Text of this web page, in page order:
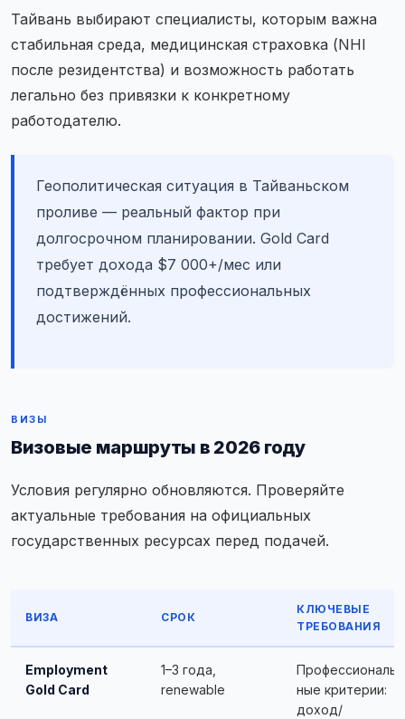
Тайвань выбирают специалисты, которым важна
стабильная среда, медицинская страховка (NHI
после резидентства) и возможность работать
легально без привязки к конкретному
работодателю.
Геополитическая ситуация в Тайваньском
проливе — реальный фактор при
долгосрочном планировании. Gold Card
требует дохода $7 000+/мес или
подтверждённых профессиональных
достижений.
ВИЗЫ
Визовые маршруты в 2026 году
Условия регулярно обновляются. Проверяйте
актуальные требования на официальных
государственных ресурсах перед подачей.
ВИЗА СРОК
КЛЮЧЕВЫЕ
ТРЕБОВАНИЯ
Employment
Gold Card
1–3 года,
renewable
Профессиональ
ные критерии:
доход/